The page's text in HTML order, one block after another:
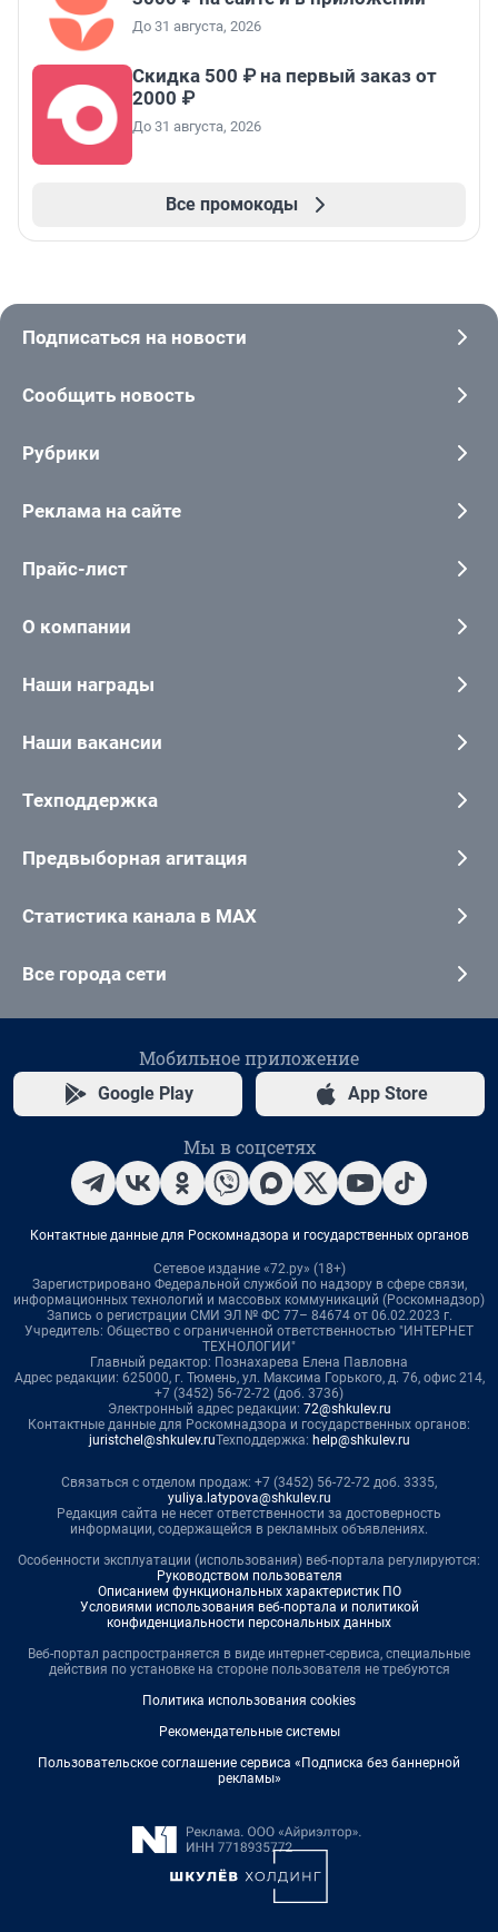
До 31 августа, 2026
Скидка 500 ₽ на первый заказ от
2000 ₽
До 31 августа, 2026
Все промокоды
Подписаться на новости
Сообщить новость
Рубрики
Реклама на сайте
Прайс-лист
О компании
Наши награды
Наши вакансии
Техподдержка
Предвыборная агитация
Статистика канала в MAX
Все города сети
Мобильное приложение
Google Play App Store
Мы в соцсетях
Контактные данные для Роскомнадзора и государственных органов
Сетевое издание «72.ру» (18+)
Зарегистрировано Федеральной службой по надзору в сфере связи,
информационных технологий и массовых коммуникаций (Роскомнадзор)
Запись о регистрации СМИ ЭЛ № ФС 77– 84674 от 06.02.2023 г.
Учредитель: Общество с ограниченной ответственностью "ИНТЕРНЕТ
ТЕХНОЛОГИИ"
Главный редактор: Познахарева Елена Павловна
Адрес редакции: 625000, г. Тюмень, ул. Максима Горького, д. 76, офис 214,
+7 (3452) 56-72-72 (доб. 3736)
Электронный адрес редакции: 72@shkulev.ru
Контактные данные для Роскомнадзора и государственных органов:
juristchel@shkulev.ruТехподдержка: help@shkulev.ru
Связаться с отделом продаж: +7 (3452) 56-72-72 доб. 3335,
yuliya.latypova@shkulev.ru
Редакция сайта не несет ответственности за достоверность
информации, содержащейся в рекламных объявлениях.
Особенности эксплуатации (использования) веб-портала регулируются:
Руководством пользователя
Описанием функциональных характеристик ПО
Условиями использования веб-портала и политикой
конфиденциальности персональных данных
Веб-портал распространяется в виде интернет-сервиса, специальные
действия по установке на стороне пользователя не требуются
Политика использования cookies
Рекомендательные системы
Пользовательское соглашение сервиса «Подписка без баннерной
рекламы»